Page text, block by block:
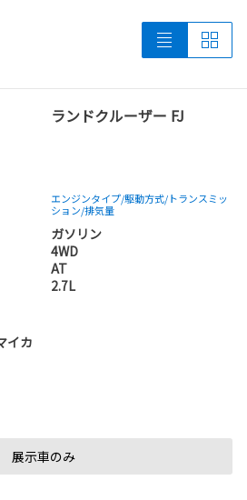
ランドクルーザー FJ
エンジンタイプ/駆動方式/トランスミッ
ション/排気量
ガソリン
4WD
AT
2.7L
イカ
展示車のみ